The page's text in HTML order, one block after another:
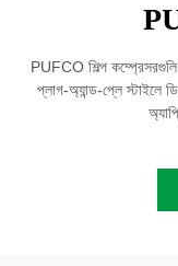
PUFCO শিল্প
প্লাগ-অ্যান্ড-প্লে স্টাইলে